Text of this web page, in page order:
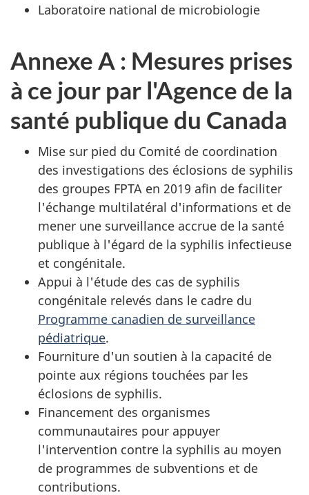
Laboratoire national de microbiologie
Annexe A : Mesures prises
à ce jour par l'Agence de la
santé publique du Canada
Mise sur pied du Comité de coordination
des investigations des éclosions de syphilis
des groupes FPTA en 2019 afin de faciliter
l'échange multilatéral d'informations et de
mener une surveillance accrue de la santé
publique à l'égard de la syphilis infectieuse
et congénitale.
Appui à l'étude des cas de syphilis
congénitale relevés dans le cadre du
Programme canadien de surveillance
pédiatrique.
Fourniture d'un soutien à la capacité de
pointe aux régions touchées par les
éclosions de syphilis.
Financement des organismes
communautaires pour appuyer
l'intervention contre la syphilis au moyen
de programmes de subventions et de
contributions.